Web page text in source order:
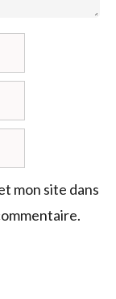
mon site dans